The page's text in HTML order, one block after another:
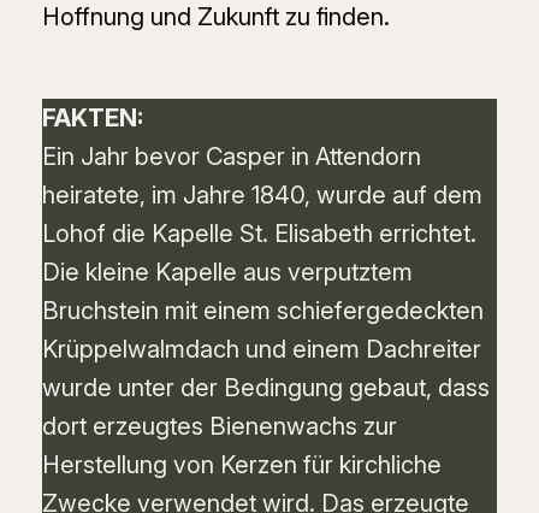
Hoffnung und Zukunft zu finden.
FAKTEN:
Ein Jahr bevor Casper in Attendorn
heiratete, im Jahre 1840, wurde auf dem
Lohof die Kapelle St. Elisabeth errichtet.
Die kleine Kapelle aus verputztem
Bruchstein mit einem schiefergedeckten
Krüppelwalmdach und einem Dachreiter
wurde unter der Bedingung gebaut, dass
dort erzeugtes Bienenwachs zur
Herstellung von Kerzen für kirchliche
Zwecke verwendet wird. Das erzeugte